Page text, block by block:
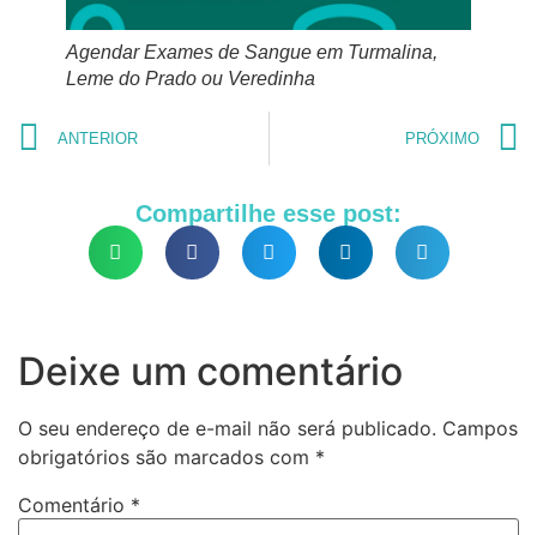
Agendar Exames de Sangue em Turmalina,
Leme do Prado ou Veredinha
ANTERIOR PRÓXIMO
Compartilhe esse post:
Deixe um comentário
O seu endereço de e-mail não será publicado. Campos
obrigatórios são marcados com *
Comentário *